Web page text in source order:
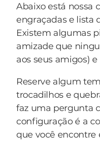
Abaixo está nossa
engraçadas e lista
Existem algumas
amizade que
aos seus amigos)
Reserve algum
trocadilhos e
faz uma pergunta
configuração é a
que você encontre